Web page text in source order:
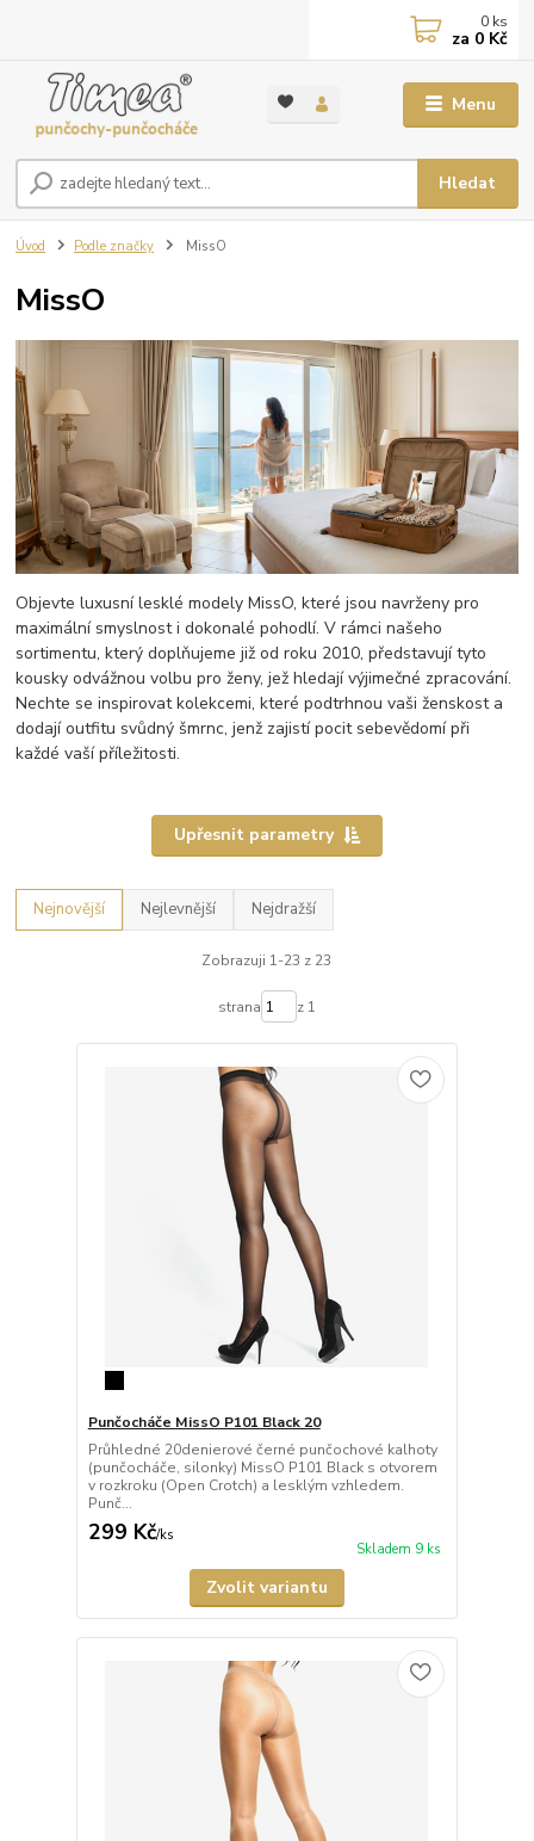
Menu
Hledat
0 ks
za 0 Kč
Úvod Podle značky MissO
MissO
Objevte luxusní lesklé modely MissO, které jsou navrženy pro
maximální smyslnost i dokonalé pohodlí. V rámci našeho
sortimentu, který doplňujeme již od roku 2010, představují tyto
kousky odvážnou volbu pro ženy, jež hledají výjimečné zpracování.
Nechte se inspirovat kolekcemi, které podtrhnou vaši ženskost a
dodají outfitu svůdný šmrnc, jenž zajistí pocit sebevědomí při
každé vaší příležitosti.
Upřesnit parametry
Nejnovější Nejlevnější Nejdražší
Zobrazuji 1-23 z 23
strana z 1
Punčocháče MissO P101 Black 20
Průhledné 20denierové černé punčochové kalhoty
(punčocháče, silonky) MissO P101 Black s otvorem
v rozkroku (Open Crotch) a lesklým vzhledem.
Punč...
299 Kč/ks
Skladem 9 ks
Zvolit variantu